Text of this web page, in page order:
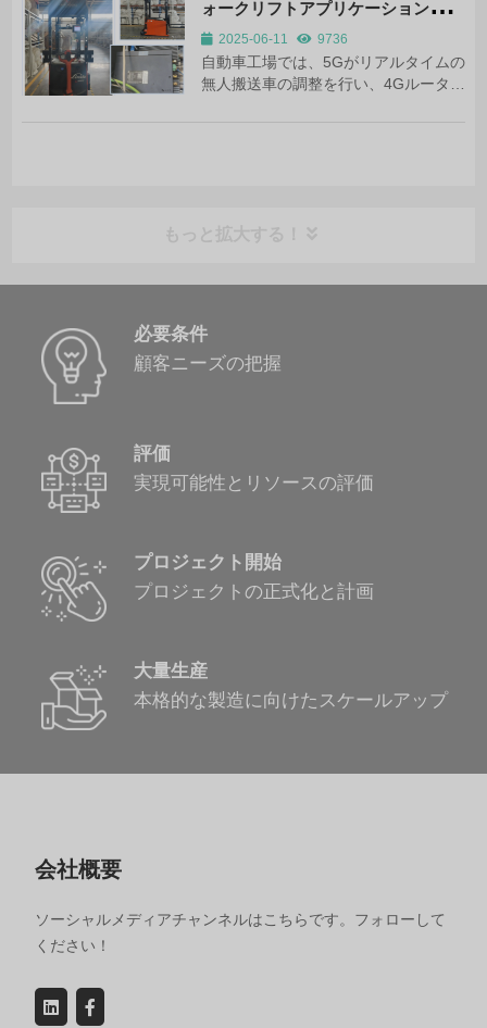
ベースとしたソリューションは、自律
安」を解消し、スマートシティ・イン
フラの再現可能なモデルを確立しま
す。
ォークリフトアプリケーションソリ
ューション
2025-06-11 9736
自動車工場では、5Gがリアルタイムの
無人搬送車の調整を行い、4Gルーター
必要条件
顧客ニーズの把握
評価
実現可能性とリソースの評価
プロジェクト開始
プロジェクトの正式化と計画
大量生産
本格的な製造に向けたスケールアップ
会社概要
ソーシャルメディアチャンネルはこちらです。フォローして
ください！